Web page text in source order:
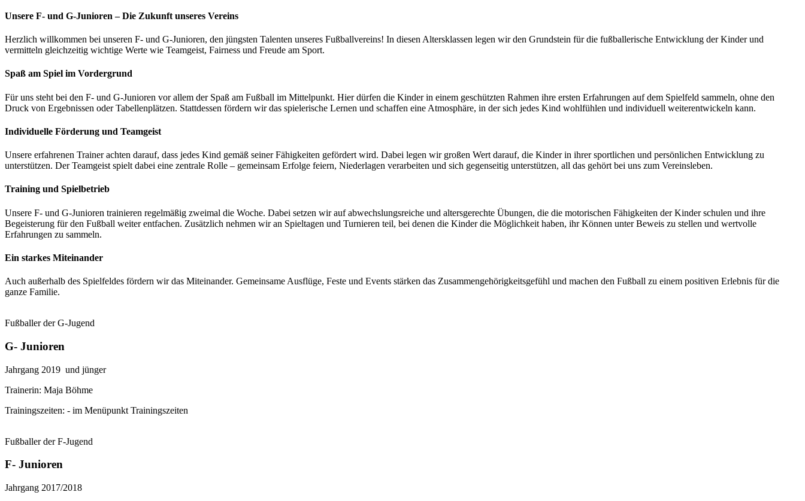
Unsere F- und G-Junioren – Die Zukunft unseres Vereins
Herzlich willkommen bei unseren F- und G-Junioren, den jüngsten Talenten unseres Fußballvereins! In diesen Altersklassen legen wir den Grundstein für die fußballerische Entwicklung der Kinder und
vermitteln gleichzeitig wichtige Werte wie Teamgeist, Fairness und Freude am Sport.
Spaß am Spiel im Vordergrund
Für uns steht bei den F- und G-Junioren vor allem der Spaß am Fußball im Mittelpunkt. Hier dürfen die Kinder in einem geschützten Rahmen ihre ersten Erfahrungen auf dem Spielfeld sammeln, ohne den
Druck von Ergebnissen oder Tabellenplätzen. Stattdessen fördern wir das spielerische Lernen und schaffen eine Atmosphäre, in der sich jedes Kind wohlfühlen und individuell weiterentwickeln kann.
Individuelle Förderung und Teamgeist
Unsere erfahrenen Trainer achten darauf, dass jedes Kind gemäß seiner Fähigkeiten gefördert wird. Dabei legen wir großen Wert darauf, die Kinder in ihrer sportlichen und persönlichen Entwicklung zu
unterstützen. Der Teamgeist spielt dabei eine zentrale Rolle – gemeinsam Erfolge feiern, Niederlagen verarbeiten und sich gegenseitig unterstützen, all das gehört bei uns zum Vereinsleben.
Training und Spielbetrieb
Unsere F- und G-Junioren trainieren regelmäßig zweimal die Woche. Dabei setzen wir auf abwechslungsreiche und altersgerechte Übungen, die die motorischen Fähigkeiten der Kinder schulen und ihre
Begeisterung für den Fußball weiter entfachen. Zusätzlich nehmen wir an Spieltagen und Turnieren teil, bei denen die Kinder die Möglichkeit haben, ihr Können unter Beweis zu stellen und wertvolle
Erfahrungen zu sammeln.
Ein starkes Miteinander
Auch außerhalb des Spielfeldes fördern wir das Miteinander. Gemeinsame Ausflüge, Feste und Events stärken das Zusammengehörigkeitsgefühl und machen den Fußball zu einem positiven Erlebnis für die
ganze Familie.
Fußballer der G-Jugend
G- Junioren
Jahrgang 2019 und jünger
Trainerin: Maja Böhme
Trainingszeiten: - im Menüpunkt Trainingszeiten
Fußballer der F-Jugend
F- Junioren
Jahrgang 2017/2018